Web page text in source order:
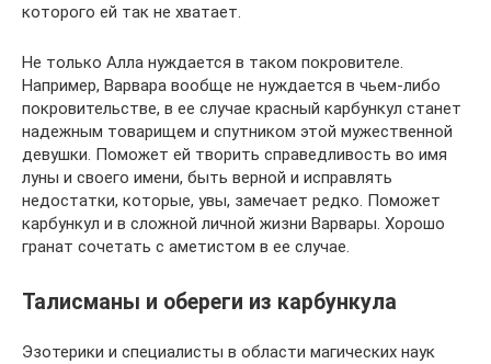
которого ей так не хватает.
Не только Алла нуждается в таком покровителе.
Например, Варвара вообще не нуждается в чьем-либо
покровительстве, в ее случае красный карбункул станет
надежным товарищем и спутником этой мужественной
девушки. Поможет ей творить справедливость во имя
луны и своего имени, быть верной и исправлять
недостатки, которые, увы, замечает редко. Поможет
карбункул и в сложной личной жизни Варвары. Хорошо
гранат сочетать с аметистом в ее случае.
Талисманы и обереги из карбункула
Эзотерики и специалисты в области магических наук